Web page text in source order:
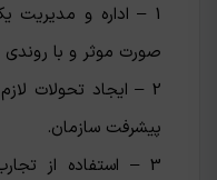
1 – اداره و
صورت موثر و با روندی
2 – ایجاد تحولات
پیشرفت سازمان.
3 – استفاده از